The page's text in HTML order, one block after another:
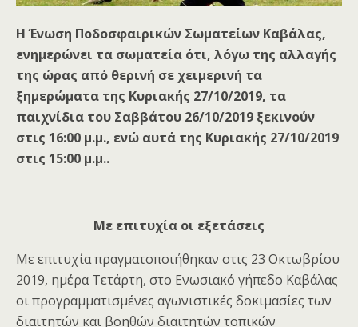
Η Ένωση Ποδοσφαιρικών Σωματείων Καβάλας,
ενημερώνει τα σωματεία ότι, λόγω της αλλαγής
της ώρας από θερινή σε χειμερινή τα
ξημερώματα της Κυριακής 27/10/2019, τα
παιχνίδια του Σαββάτου 26/10/2019 ξεκινούν
στις 16:00 μ.μ., ενώ αυτά της Κυριακής 27/10/2019
στις 15:00 μ.μ..
Με επιτυχία οι εξετάσεις
Με επιτυχία πραγματοποιήθηκαν στις 23 Οκτωβρίου
2019, ημέρα Τετάρτη, στο Ενωσιακό γήπεδο Καβάλας
οι προγραμματισμένες αγωνιστικές δοκιμασίες των
διαιτητών και βοηθών διαιτητών τοπικών